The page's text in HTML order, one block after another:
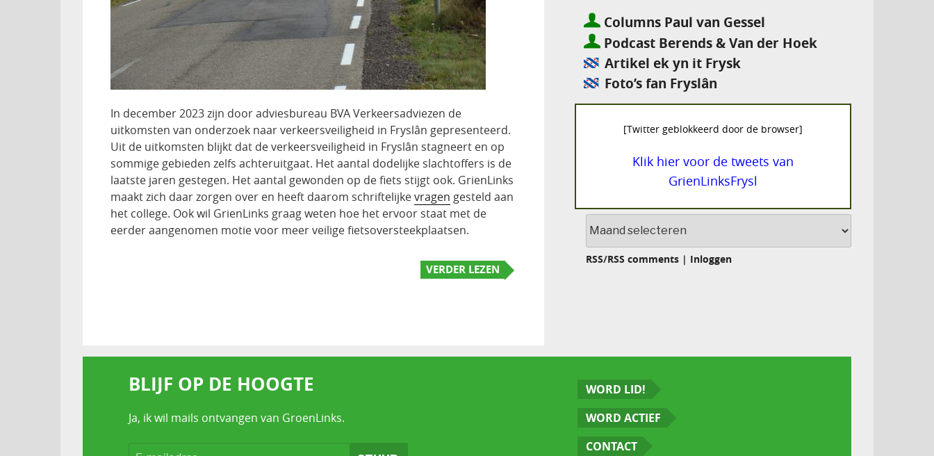
In december 2023 zijn door adviesbureau BVA Verkeersadviezen de
uitkomsten van onderzoek naar verkeersveiligheid in Fryslân gepresenteerd.
Uit de uitkomsten blijkt dat de verkeersveiligheid in Fryslân stagneert en op
sommige gebieden zelfs achteruitgaat. Het aantal dodelijke slachtoffers is de
laatste jaren gestegen. Het aantal gewonden op de fiets stijgt ook. GrienLinks
maakt zich daar zorgen over en heeft daarom schriftelijkevragen gesteld aan
het college. Ook wil GrienLinks graag weten hoe het ervoor staat met de
eerder aangenomen motie voor meer veilige fietsoversteekplaatsen.
VERDER LEZEN
Columns Paul van Gessel
Podcast Berends & Van der Hoek
Artikel ek yn it Frysk
Foto’s fan Fryslân
[Twitter geblokkeerd door de browser]
Klik hier voor de tweets van
GrienLinksFrysl
RSS/RSS comments| Inloggen
BLIJF OP DE HOOGTE
Ja, ik wil mails ontvangen van GroenLinks.
WORD LID!
WORD ACTIEF
CONTACT